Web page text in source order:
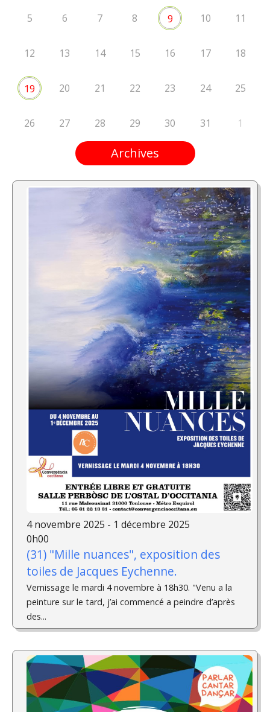
5 6 7 8 9 10 11
12 13 14 15 16 17 18
19 20 21 22 23 24 25
26 27 28 29 30 31 1
Archives
4 novembre 2025 - 1 décembre 2025
0h00
(31) "Mille nuances", exposition des
toiles de Jacques Eychenne.
Vernissage le mardi 4 novembre à 18h30. "Venu a la
peinture sur le tard, j’ai commencé a peindre d’après
des...